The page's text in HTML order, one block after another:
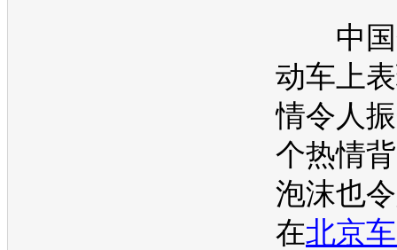
中国
动车 上
情令人
个热情
泡沫也
在北京